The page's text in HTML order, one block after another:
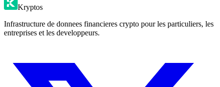
Kryptos
Infrastructure de donnees financieres crypto pour les particuliers, les
entreprises et les developpeurs.